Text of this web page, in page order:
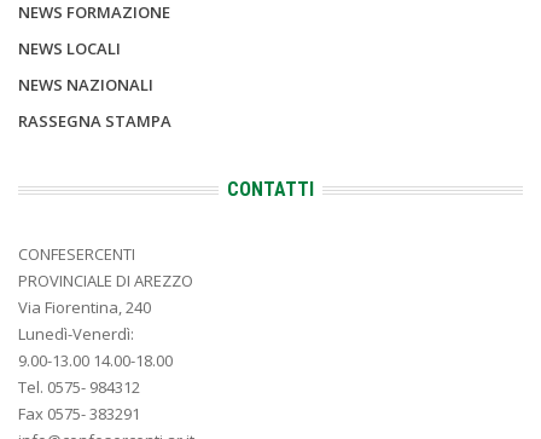
NEWS FORMAZIONE
NEWS LOCALI
NEWS NAZIONALI
RASSEGNA STAMPA
CONTATTI
CONFESERCENTI
PROVINCIALE DI AREZZO
Via Fiorentina, 240
Lunedì-Venerdì:
9.00-13.00 14.00-18.00
Tel. 0575- 984312
Fax 0575- 383291